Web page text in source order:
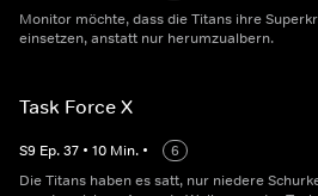
Monitor möchte, dass die Titans ihre
einsetzen, anstatt nur herumzualbern.
Task Force X
S9 Ep.37 • 10 Min. •
6
Die Titans haben es satt, nur niedere